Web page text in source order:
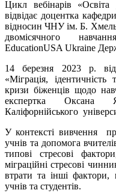
Цикл вебінарів
відвідає доцентка
відносин ЧНУ ім. Б.
двомісячного
EducationUSA Ukraine
14 березня 2023 р.
«Міграція,
кризи біженців щодо
експертка Оксана
Каліфорнійського
У контексті вивчення
учнів та допомога
типові стресові
міграційні стресові
втрати та інші
учнів та студентів.